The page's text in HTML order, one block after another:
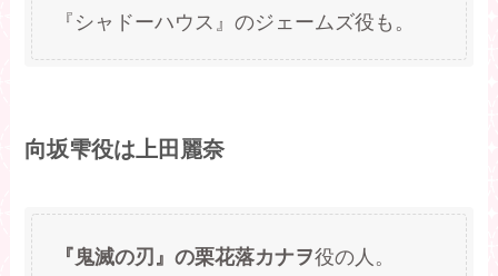
『シャドーハウス』のジェームズ役も。
向坂雫役は上田麗奈
『鬼滅の刃』の栗花落カナヲ役の人。